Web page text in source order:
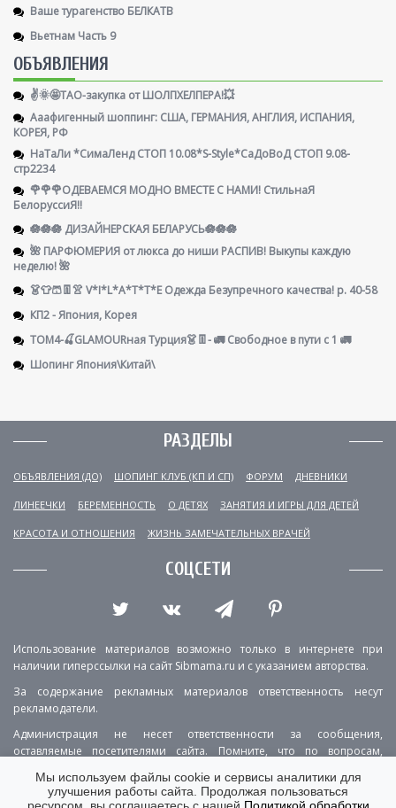
Ваше турагенство БЕЛКАТВ
Вьетнам Часть 9
ОБЪЯВЛЕНИЯ
✌️🌞🤩ТАО-закупка от ШОЛПХЕЛПЕРА!💥
Ааафигенный шоппинг: США, ГЕРМАНИЯ, АНГЛИЯ, ИСПАНИЯ,
КОРЕЯ, РФ
НаТаЛи *СимаЛенд СТОП 10.08*S-Style*СаДоВоД СТОП 9.08-
стр2234
🌹🌹🌹ОДЕВАЕМСЯ МОДНО ВМЕСТЕ С НАМИ! СтильнаЯ
БелоруссиЯ‼
🪷🪷🪷 ДИЗАЙНЕРСКАЯ БЕЛАРУСЬ🪷🪷🪷
🌺 ПАРФЮМЕРИЯ от люкса до ниши РАСПИВ! Выкупы каждую
неделю! 🌺
👗👕🩳👖👚 V*I*L*A*T*T*E Одежда Безупречного качества! р. 40-58
КП2 - Япония, Корея
ТОМ4-🍒GLAMOURная Турция👗👖- 🚛 Свободное в пути с 1 🚛
Шопинг Япония\Китай\
РАЗДЕЛЫ
ОБЪЯВЛЕНИЯ (ДО) ШОПИНГ КЛУБ (КП И СП) ФОРУМ ДНЕВНИКИ
ЛИНЕЕЧКИ БЕРЕМЕННОСТЬ О ДЕТЯХ ЗАНЯТИЯ И ИГРЫ ДЛЯ ДЕТЕЙ
КРАСОТА И ОТНОШЕНИЯ ЖИЗНЬ ЗАМЕЧАТЕЛЬНЫХ ВРАЧЕЙ
СОЦСЕТИ
Использование материалов возможно только в интернете при
наличии гиперссылки на сайт Sibmama.ru и с указанием авторства.
За содержание рекламных материалов ответственность несут
рекламодатели.
Администрация не несет ответственности за сообщения,
оставляемые посетителями сайта. Помните, что по вопросам,
Мы используем файлы cookie и сервисы аналитики для
улучшения работы сайта. Продолжая пользоваться